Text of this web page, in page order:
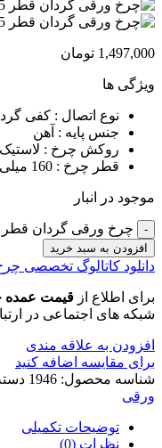
1,497,000 تومان
ویژگی ها
نوع اتصال : کفی
جنس پایه : آهن
روکش چرخ : لاستیک
قطر چرخ : 160 میلی متر
موجود در انبار
چرخ ورقی گردان قطر 160 میلی متر عدد
افزودن به سبد خرید
دانلود کاتالوگ تخصصی
برای اطلاع از قیمت عمده
شبکه های اجتماعی در
افزودن به علاقه مندی
برای مقایسه اضافه کنید
شناسه محصول: 1946
ورقی
توضیحات تکمیلی
نظرات (0)